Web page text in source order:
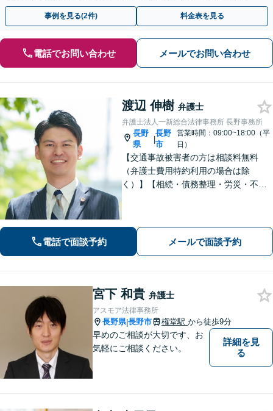
ご契約まで対応可/来所不要】
事例を見る(2件) 料金表を見る
電話でお問い合わせ メールでお問い合わせ
渡辺 伸樹 弁護士
弁護士法人一新総合法律事務所 長野事務所
長野
県
|
長野
市
営業時間：09:00~18:00（平
日）
【交通事故被害者の方は相談料無料
（弁護士費用特約利用の場合は除
く）】【相続・債務整理・労災・不貞
けます。お気軽にお問い合わせくださ
い。
電話で面談予約 メールで面談予約
宮下 和貴 弁護士
アスモア法律事務所
長野県|長野市 権堂駅 から徒歩9分
早めのご相談が大切です、お
気軽にご相談ください。
詳細を見
る